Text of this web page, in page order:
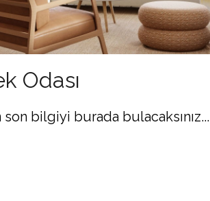
Odası
bilgiyi burada bulacaksınız...